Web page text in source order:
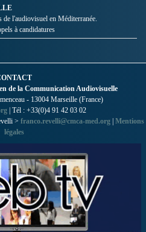
l'audiovisuel en Méditerranée.
à candidatures
de la Communication Audiovisuelle
- 13004 Marseille (France)
| Tél : +33(0)4 91 42 03 02
> franco.revelli@cmca-med.org | Mentions
légales